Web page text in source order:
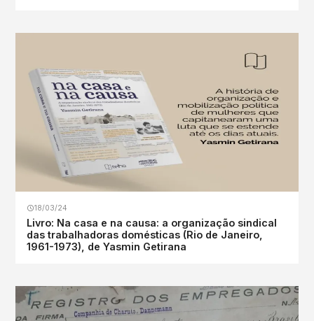
18/03/24
Livro: Na casa e na causa: a organização sindical
das trabalhadoras domésticas (Rio de Janeiro,
1961-1973), de Yasmin Getirana